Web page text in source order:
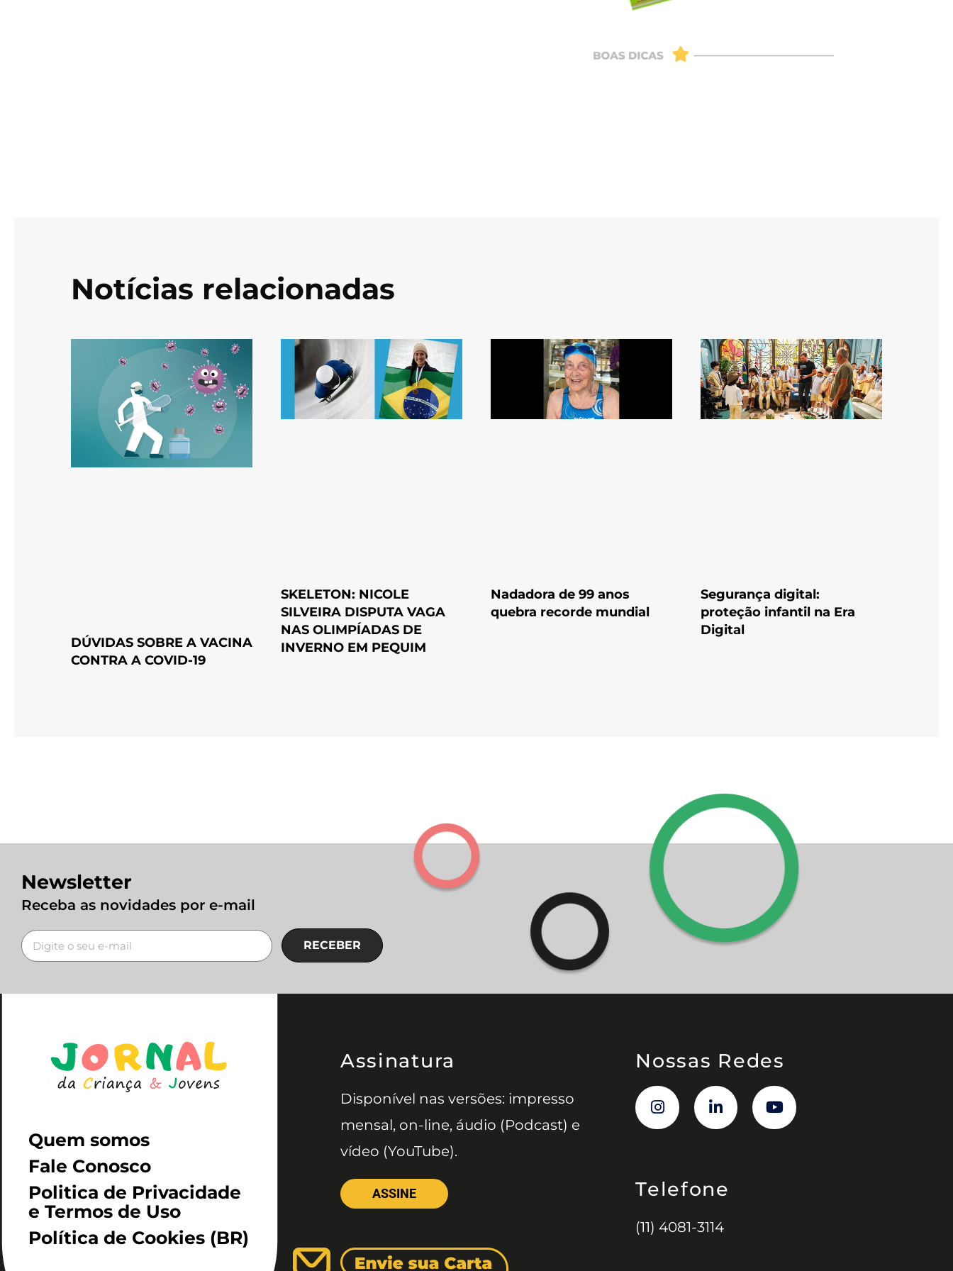
Notícias relacionadas
DÚVIDAS SOBRE A VACINA
CONTRA A COVID-19
SKELETON: NICOLE
SILVEIRA DISPUTA VAGA
NAS OLIMPÍADAS DE
INVERNO EM PEQUIM
Nadadora de 99 anos
quebra recorde mundial
Segurança digital:
proteção infantil na Era
Digital
Newsletter
Receba as novidades por e-mail
RECEBER
Quem somos
Fale Conosco
Politica de Privacidade
e Termos de Uso
Política de Cookies (BR)
Assinatura
Disponível nas versões: impresso
mensal, on-line, áudio (Podcast) e
vídeo (YouTube).
ASSINE
Nossas Redes
Telefone
(11) 4081-3114